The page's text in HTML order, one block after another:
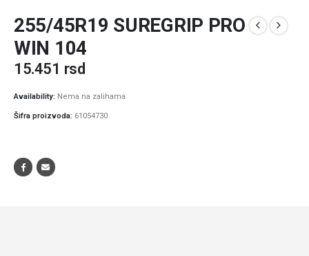
255/45R19 SUREGRIP PRO
WIN 104
15.451 rsd
Availability: Nema na zalihama
Šifra proizvoda: 61054730